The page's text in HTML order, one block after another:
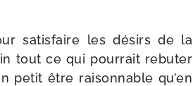
satis­faire les dési­rs de la
tout ce qui pour­rait rebu­ter
petit être rai­son­nable qu’en